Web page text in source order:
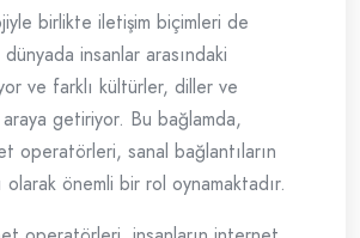
birlikte iletişim biçimleri de
insanlar arasındaki
ve farklı kültürler, diller ve
getiriyor. Bu bağlamda,
operatörleri, sanal bağlantıların
olarak önemli bir rol oynamaktadır.